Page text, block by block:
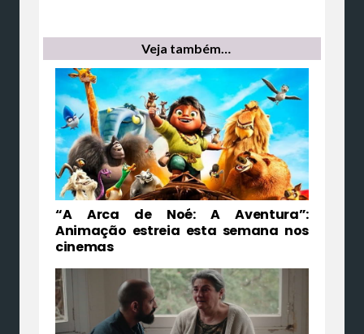
Veja também…
“A Arca de Noé: A Aventura”:
Animação estreia esta semana nos
cinemas